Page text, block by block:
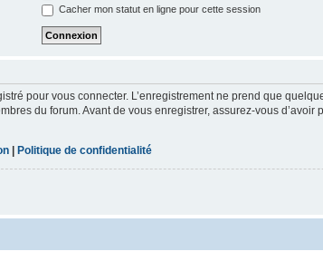
Cacher mon statut en ligne pour cette session
pour vous connecter. L’enregistrement ne prend que
du forum. Avant de vous enregistrer, assurez-vous
Politique de confidentialité